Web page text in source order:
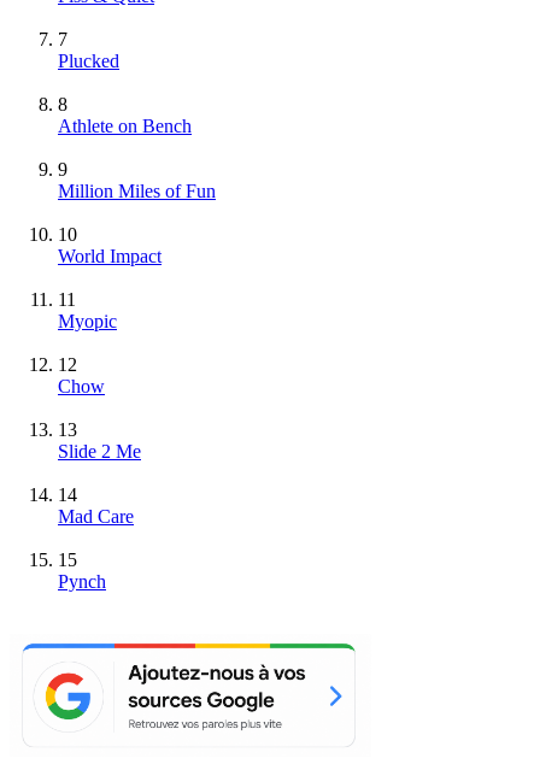
7
Plucked
8
Athlete on Bench
9
Million Miles of Fun
10
World Impact
11
Myopic
12
Chow
13
Slide 2 Me
14
Mad Care
15
Pynch